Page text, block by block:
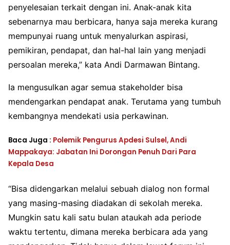
penyelesaian terkait dengan ini. Anak-anak kita
sebenarnya mau berbicara, hanya saja mereka kurang
mempunyai ruang untuk menyalurkan aspirasi,
pemikiran, pendapat, dan hal-hal lain yang menjadi
persoalan mereka,” kata Andi Darmawan Bintang.
Ia mengusulkan agar semua stakeholder bisa
mendengarkan pendapat anak. Terutama yang tumbuh
kembangnya mendekati usia perkawinan.
Baca Juga : Polemik Pengurus Apdesi Sulsel, Andi
Mappakaya: Jabatan Ini Dorongan Penuh Dari Para
Kepala Desa
“Bisa didengarkan melalui sebuah dialog non formal
yang masing-masing diadakan di sekolah mereka.
Mungkin satu kali satu bulan ataukah ada periode
waktu tertentu, dimana mereka berbicara ada yang